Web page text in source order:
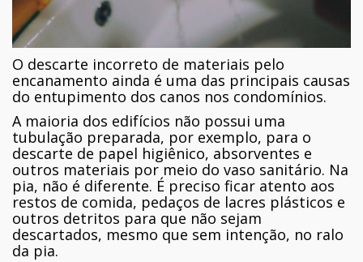
O descarte incorreto de materiais pelo
encanamento ainda é uma das principais causas
do entupimento dos canos nos condomínios.
A maioria dos edifícios não possui uma
tubulação preparada, por exemplo, para o
descarte de papel higiênico, absorventes e
outros materiais por meio do vaso sanitário. Na
pia, não é diferente. É preciso ficar atento aos
restos de comida, pedaços de lacres plásticos e
outros detritos para que não sejam
descartados, mesmo que sem intenção, no ralo
da pia.